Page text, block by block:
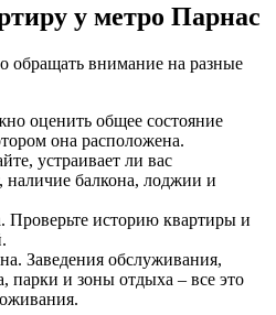
у метро Парнас
обращать внимание на разные
оценить общее состояние
она расположена.
устраивает ли вас
наличие балкона, лоджии и
Проверьте историю квартиры и
Заведения обслуживания,
парки и зоны отдыха – все это